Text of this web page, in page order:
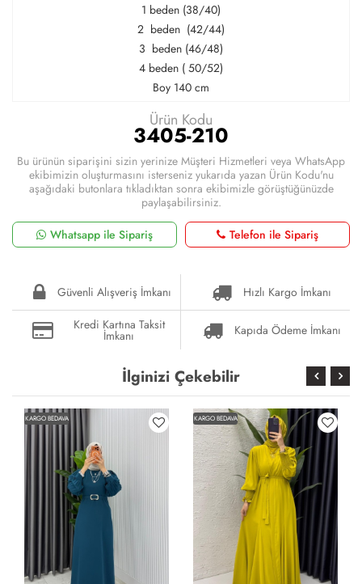
1 beden (38/40)
2 beden (42/44)
3 beden (46/48)
4 beden ( 50/52)
Boy 140 cm
Ürün Kodu
3405-210
Bu ürünün siparişini sizin yerinize Müşteri Hizmetleri veya WhatsApp
ekibimizin oluşturmasını isterseniz yukarıda yazan Ürün Kodu'nu
aşağıdaki butonlara tıkladıktan sonra ekibimizle görüştüğünüzde
paylaşabilirsiniz.
Whatsapp ile Sipariş
Telefon ile Sipariş
Güvenli Alışveriş İmkanı
Hızlı Kargo İmkanı
Kredi Kartına Taksit
İmkanı Kapıda Ödeme İmkanı
İlginizi Çekebilir
KARGO BEDAVA KARGO BEDAVA